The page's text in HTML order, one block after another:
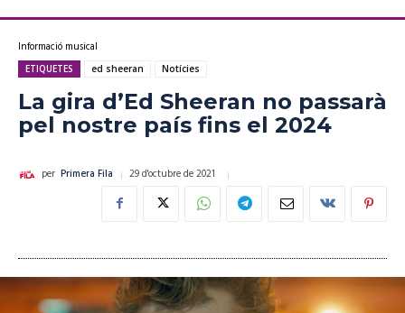
Informació musical
ETIQUETES ed sheeran Notícies
La gira d’Ed Sheeran no passarà
pel nostre país fins el 2024
per Primera Fila 29 d'octubre de 2021